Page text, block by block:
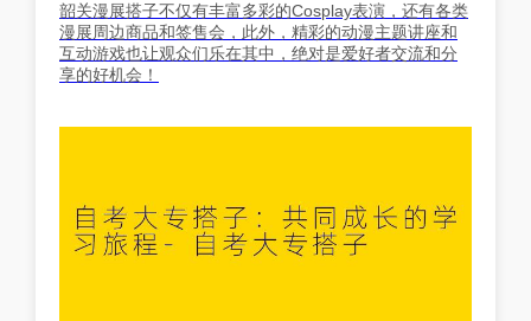
韶关漫展搭子不仅有丰富多彩的Cosplay表演，还有各类
漫展周边商品和签售会，此外，精彩的动漫主题讲座和
互动游戏也让观众们乐在其中，绝对是爱好者交流和分
享的好机会！